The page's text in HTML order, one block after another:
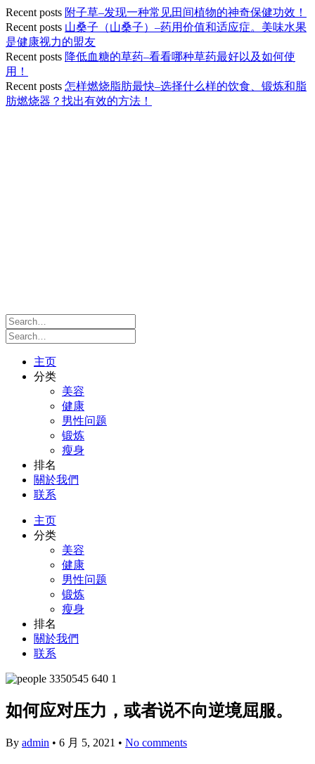
Recent posts 附子草–发现一种常见田间植物的神奇保健功效！
Recent posts 山桑子（山桑子）–药用价值和适应症。美味水果
是健康视力的盟友
Recent posts 降低血糖的草药–看看哪种草药最好以及如何使
用！
Recent posts 怎样燃烧脂肪最快–选择什么样的饮食、锻炼和脂
肪燃烧器？找出有效的方法！
主页
分类
美容
健康
男性问题
锻炼
瘦身
排名
關於我們
联系
主页
分类
美容
健康
男性问题
锻炼
瘦身
排名
關於我們
联系
如何应对压力，或者说不向逆境屈服。
By admin • 6 月 5, 2021 • No comments